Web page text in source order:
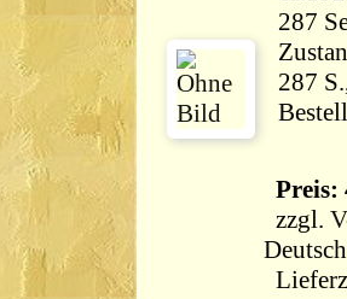
287
Preis:
zzgl.